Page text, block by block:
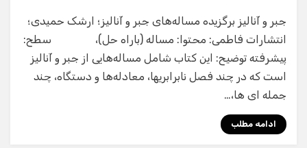
جبر و آنالیز برگزیده مساله‌های جبر و آنالیز؛ ارشک حمیدی؛
انتشارات فاطمی: محتوا: مساله (باراه حل)، سطح:
پیشرفته توضیح: این کتاب شامل مساله‌هایی از جبر و آنالیز
است که در چند فصل نابرابریها، معادله‌ها و دستگاه، چند
جمله ای ها،…
ادامه مطلب